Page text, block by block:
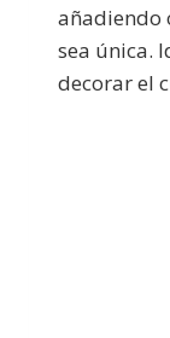
añadiendo
sea única.
decorar el